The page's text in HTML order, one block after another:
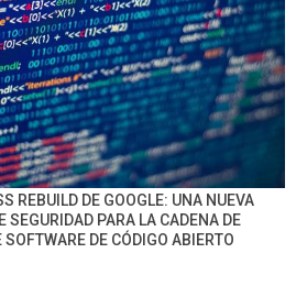
REBUILD DE GOOGLE: UNA NUEVA
SEGURIDAD PARA LA CADENA DE
DE CÓDIGO ABIERTO